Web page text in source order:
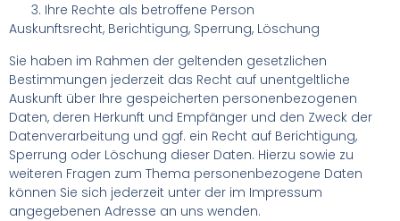
Ihre Rechte als betroffene Person
Auskunftsrecht, Berichtigung, Sperrung, Löschung
Sie haben im Rahmen der geltenden gesetzlichen
Bestimmungen jederzeit das Recht auf unentgeltliche
Auskunft über Ihre gespeicherten personenbezogenen
Daten, deren Herkunft und Empfänger und den Zweck der
Datenverarbeitung und ggf. ein Recht auf Berichtigung,
Sperrung oder Löschung dieser Daten. Hierzu sowie zu
weiteren Fragen zum Thema personenbezogene Daten
können Sie sich jederzeit unter der im Impressum
angegebenen Adresse an uns wenden.